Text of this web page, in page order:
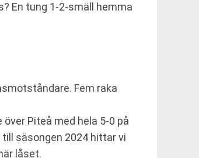
En tung 1-2-smäll hemma
Fem raka
Piteå med hela 5-0 på
till säsongen 2024 hittar vi
låset.